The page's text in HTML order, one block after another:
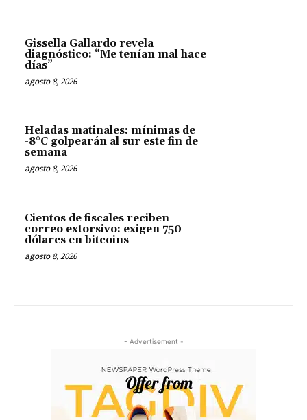
Gissella Gallardo revela
diagnóstico: “Me tenían mal hace
días”
agosto 8, 2026
Heladas matinales: mínimas de
-8°C golpearán al sur este fin de
semana
agosto 8, 2026
Cientos de fiscales reciben
correo extorsivo: exigen 750
dólares en bitcoins
agosto 8, 2026
- Advertisement -